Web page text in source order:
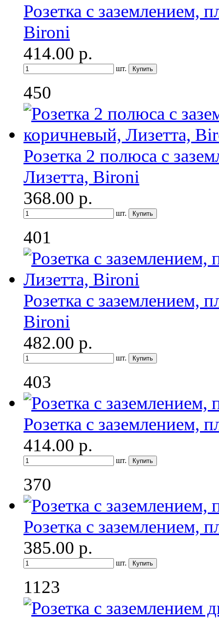
Розетка с заземлением,
Bironi
414.00 р.
шт.
450
Розетка 2 полюса с
Лизетта, Bironi
368.00 р.
шт.
401
Розетка с заземлением,
Bironi
482.00 р.
шт.
403
Розетка с заземлением,
414.00 р.
шт.
370
Розетка с заземлением,
385.00 р.
шт.
1123